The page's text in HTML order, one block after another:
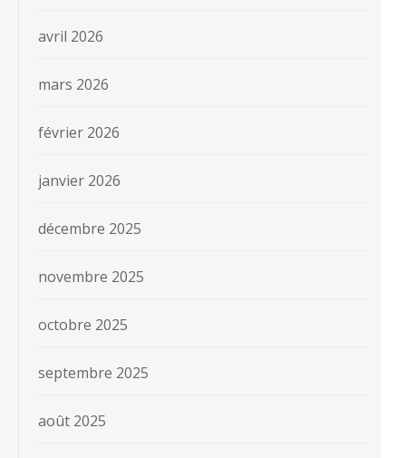
avril 2026
mars 2026
février 2026
janvier 2026
décembre 2025
novembre 2025
octobre 2025
septembre 2025
août 2025